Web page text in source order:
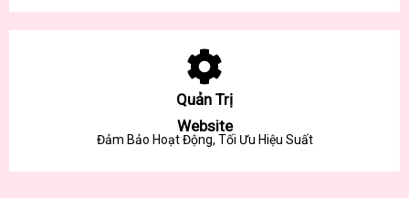
Quản Trị
Website
Đảm Bảo Hoạt Động, Tối Ưu Hiệu Suất